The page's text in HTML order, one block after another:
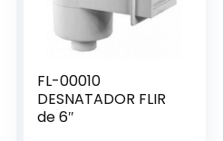
FL-00010
DESNATADOR FLIR
de 6″